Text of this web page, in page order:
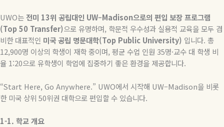
UWO는전미 13위 공립대인 UW–Madison으로의 편입 보장프로그램
(Top 50 Transfer)으로 유명하며, 학문적 우수성과 실용적 교육을모두 겸
비한 대표적인 미국공립 명문대학(Top Public University) 입니다. 총
12,900명 이상의 학생이 재학중이며, 평균수업 인원 35명·교수 대 학생 비
율 1:20으로 유학생이 학업에 집중하기 좋은환경을 제공합니다.
“Start Here, Go Anywhere.” UWO에서 시작해 UW–Madison을 비롯
한 미국 상위 50위권 대학으로편입할수 있습니다.
1-1. 학교개요